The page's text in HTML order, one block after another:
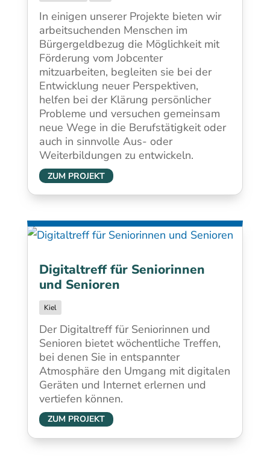
In einigen unserer Projekte bieten wir
arbeitsuchenden Menschen im
Bürgergeldbezug die Möglichkeit mit
Förderung vom Jobcenter
mitzuarbeiten, begleiten sie bei der
Entwicklung neuer Perspektiven,
helfen bei der Klärung persönlicher
Probleme und versuchen gemeinsam
neue Wege in die Berufstätigkeit oder
auch in sinnvolle Aus- oder
Weiterbildungen zu entwickeln.
ZUM PROJEKT
Digitaltreff für Seniorinnen
und Senioren
Kiel
Der Digitaltreff für Seniorinnen und
Senioren bietet wöchentliche Treffen,
bei denen Sie in entspannter
Atmosphäre den Umgang mit digitalen
Geräten und Internet erlernen und
vertiefen können.
ZUM PROJEKT